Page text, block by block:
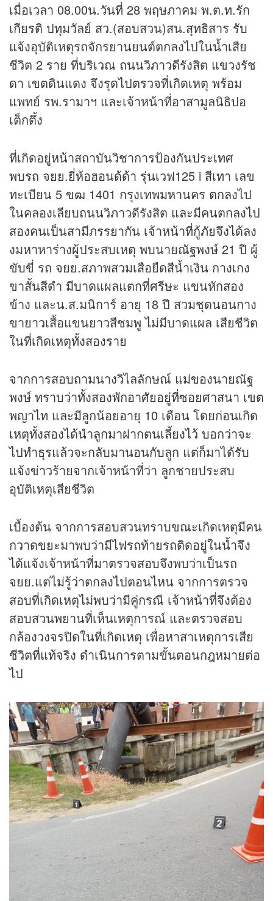
เมื่อเวลา 08.00น.วันที่ 28 พฤษภาคม พ.ต.ท.รัก
เกียรติ ปทุมวัลย์ สว.(สอบสวน)สน.สุทธิสาร รับ
แจ้งอุบัติเหตุรถจักรยานยนต์ตกลงไปในน้ำเสีย
ชีวิต 2 ราย ที่บริเวณ ถนนวิภาวดีรังสิต แขวงรัช
ดา เขตดินแดง จึงรุดไปตรวจที่เกิดเหตุ พร้อม
แพทย์ รพ.รามาฯ และเจ้าหน้าที่อาสามูลนิธิปอ
เต็กตึ้ง
ที่เกิดอยู่หน้าสถาบันวิชาการป้องกันประเทศ
พบรถ จยย.ยี่ห้อฮอนด้ด้า รุ่นเวฟ125 i สีเทา เลข
ทะเบียน 5 ขฒ 1401 กรุงเทพมหานคร ตกลงไป
ในคลองเลียบถนนวิภาวดีรังสิต และมีคนตกลงไป
สองคนเป็นสามีภรรยากัน เจ้าหน้าที่กู้ภัยจึงได้ลง
งมหาหาร่างผู้ประสบเหตุ พบนายณัฐพงษ์ 21 ปี ผู้
ขับขี่ รถ จยย.สภาพสวมเสือยืดสีน้ำเงิน กางเกง
ขาสั้นสีดำ มีบาดแผลแตกที่ศรีษะ แขนหักสอง
ข้าง และน.ส.มนิการ์ อายุ 18 ปี สวมชุดนอนกาง
ขายาวเสื้อแขนยาวสีชมพู ไม่มีบาดแผล เสียชีวิต
ในที่เกิดเหตุทั้งสองราย
จากการสอบถามนางวิไลลักษณ์ แม่ของนายณัฐ
พงษ์ ทราบว่าทั้งสองพักอาศัยอยู่ที่ซอยศาสนา เขต
พญาไท และมีลูกน้อยอายุ 10 เดือน โดยก่อนเกิด
เหตุทั้งสองได้นำลูกมาฝากตนเลี้ยงไว้ บอกว่าจะ
ไปทำธุรแล้วจะกลับมานอนกับลูก แต่ก็มาได้รับ
แจ้งข่าวร้ายจากเจ้าหน้าที่ว่า ลูกชายประสบ
อุบัติเหตุเสียชีวิต
เบื้องต้น จากการสอบสวนทราบขณะเกิดเหตุมีคน
กวาดขยะมาพบว่ามีไฟรถท้ายรถติดอยู่ในน้ำจึง
ได้แจ้งเจ้าหน้าที่มาตรวจสอบจึงพบว่าเป็นรถ
จยย.แต่ไม่รู้ว่าตกลงไปตอนไหน จากการตรวจ
สอบที่เกิดเหตุไม่พบว่ามีคู่กรณี เจ้าหน้าที่จึงต้อง
สอบสวนพยานที่เห็นเหตุการณ์ และตรวจสอบ
กล้องวงจรปิดในที่เกิดเหตุ เพื่อหาสาเหตุการเสีย
ชีวิตที่แท้จริง ดำเนินการตามขั้นตอนกฎหมายต่อ
ไป